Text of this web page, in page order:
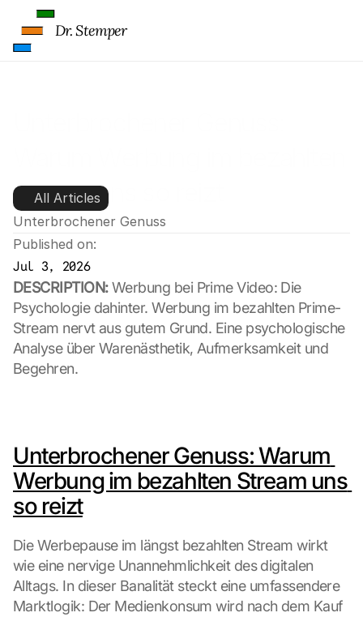
Stream uns so reizt
All Articles
Unterbrochener Genuss
Published on:
Jul 3, 2026
DESCRIPTION: Werbung bei Prime Video: Die
Psychologie dahinter. Werbung im bezahlten Prime-
Stream nervt aus gutem Grund. Eine psychologische
Analyse über Warenästhetik, Aufmerksamkeit und
Begehren.
Unterbrochener Genuss: Warum
Werbung im bezahlten Stream uns
so reizt
Die Werbepause im längst bezahlten Stream wirkt
wie eine nervige Unannehmlichkeit des digitalen
Alltags. In dieser Banalität steckt eine umfassendere
Marktlogik: Der Medienkonsum wird nach dem Kauf
Dr. Stemper